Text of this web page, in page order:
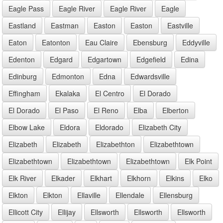
Eagle Pass
Eagle River Eagle River
Eagle
Eastland
Eastman Easton Easton
Eastville
Eaton
Eatonton Eau Claire Ebensburg
Eddyville
Edenton
Edgard Edgartown Edgefield
Edina
Edinburg
Edmonton Edna
Edwardsville
Effingham
Ekalaka El Centro
El Dorado
El Dorado
El Paso El Reno Elba
Elberton
Elbow Lake
Eldora Eldorado
Elizabeth City
Elizabeth
Elizabeth Elizabethton
Elizabethtown
Elizabethtown
Elizabethtown Elizabethtown
Elk Point
Elk River
Elkader Elkhart Elkhorn Elkins
Elko
Elkton
Elkton Ellaville Ellendale
Ellensburg
Ellicott City
Ellijay Ellsworth Ellsworth
Ellsworth